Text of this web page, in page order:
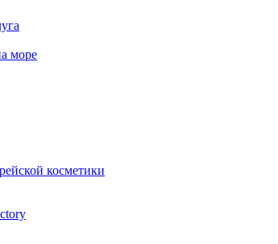
море
косметики